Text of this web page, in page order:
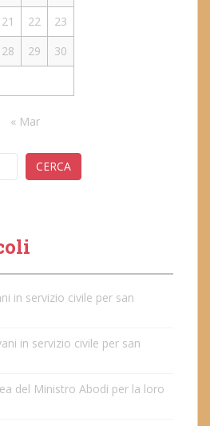
21 22
23
28 29
30
« Mar
CERCA
in servizio civile per san
in servizio civile per san
del Ministro Abodi per la loro